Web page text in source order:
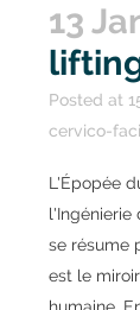
13
Posted at
cervico-
L'Épopée
se résume
est le